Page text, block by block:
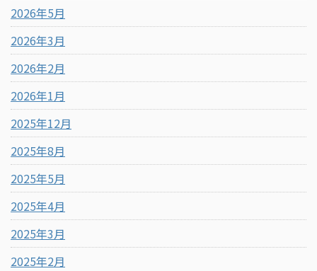
2026年5月
2026年3月
2026年2月
2026年1月
2025年12月
2025年8月
2025年5月
2025年4月
2025年3月
2025年2月